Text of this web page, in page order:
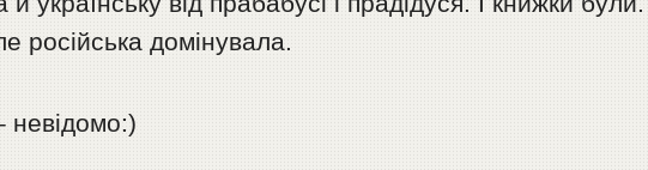
російська домінувала.
невідомо:)